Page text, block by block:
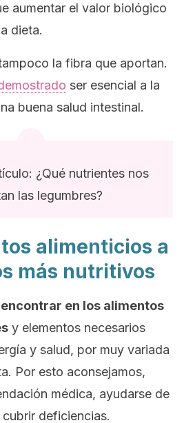
aumentar el valor biológico
dieta.
la fibra que aportan.
ser esencial a la
buena salud intestinal.
¿Qué nutrientes nos
las legumbres?
alimenticios a
más nutritivos
en los alimentos
y elementos necesarios
y salud, por muy variada
Por esto aconsejamos,
médica, ayudarse de
deficiencias.